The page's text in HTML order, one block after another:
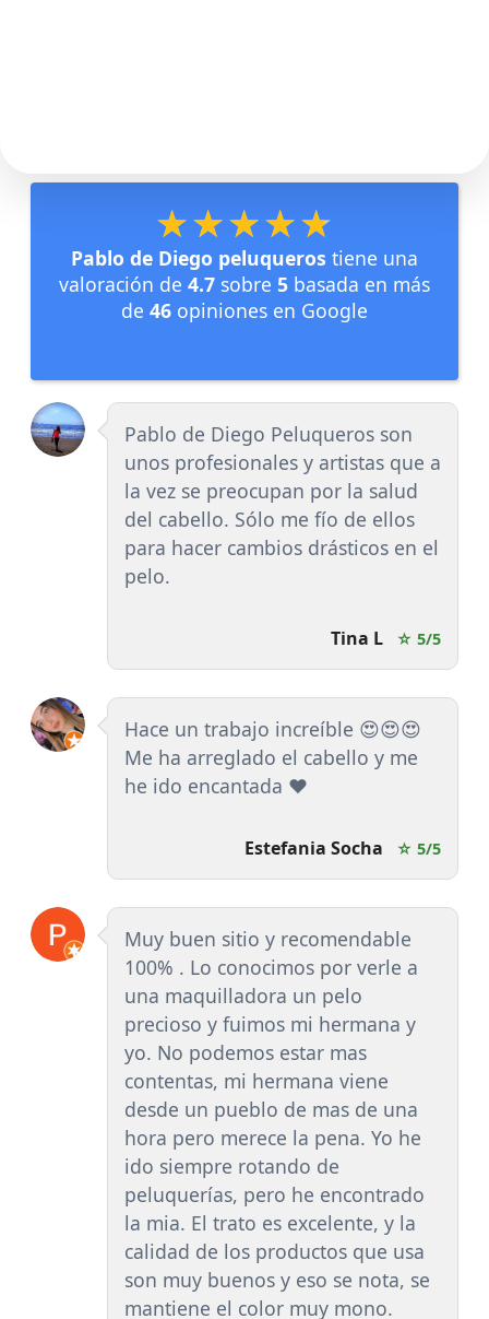
★★★★★
★★★★★
Pablo de Diego peluqueros tiene una
valoración de 4.7 sobre 5 basada en más
de 46 opiniones en Google
Pablo de Diego Peluqueros son
unos profesionales y artistas que a
la vez se preocupan por la salud
del cabello. Sólo me fío de ellos
para hacer cambios drásticos en el
pelo.
Tina L ☆ 5/5
Hace un trabajo increíble 😍😍😍
Me ha arreglado el cabello y me
he ido encantada ❤️
Estefania Socha ☆ 5/5
Muy buen sitio y recomendable
100% . Lo conocimos por verle a
una maquilladora un pelo
precioso y fuimos mi hermana y
yo. No podemos estar mas
contentas, mi hermana viene
desde un pueblo de mas de una
hora pero merece la pena. Yo he
ido siempre rotando de
peluquerías, pero he encontrado
la mia. El trato es excelente, y la
calidad de los productos que usa
son muy buenos y eso se nota, se
mantiene el color muy mono.